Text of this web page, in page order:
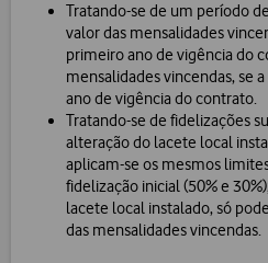
Tratando-se de um período
valor das mensalidades
primeiro ano de vigência do
mensalidades vincendas, se
ano de vigência do contrato.
Tratando-se de fidelizações
alteração do lacete local
aplicam-se os mesmos
fidelização inicial (50% e
lacete local instalado, só
das mensalidades vincendas.